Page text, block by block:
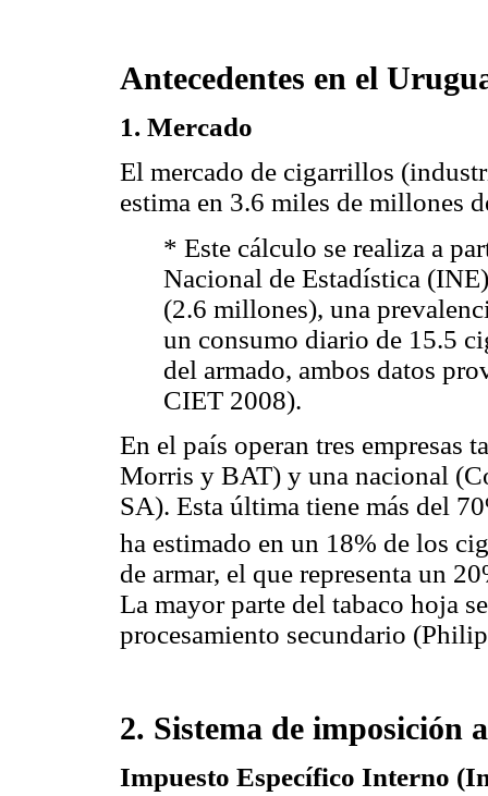
Antecedentes en el
1. Mercado
El mercado de cigarrillos
estima en 3.6 miles de millones
* Este cálculo se realiza a
Nacional de Estadística
(2.6 millones), una
un consumo diario de 15.5
del armado, ambos datos
CIET 2008).
En el país operan tres empresas
Morris y BAT) y una nacional
SA). Esta última tiene más del
ha estimado en un 18% de los
de armar, el que representa un
La mayor parte del tabaco hoja
procesamiento secundario
2. Sistema de imposición
Impuesto Específico Interno